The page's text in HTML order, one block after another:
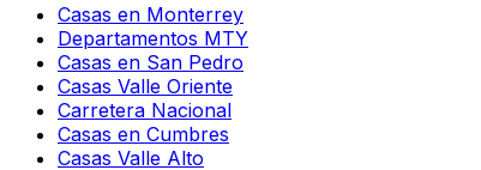
Casas en Monterrey
Departamentos MTY
Casas en San Pedro
Casas Valle Oriente
Carretera Nacional
Casas en Cumbres
Casas Valle Alto